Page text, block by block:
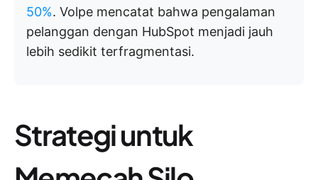
50%. Volpe mencatat bahwa pengalaman
pelanggan dengan HubSpot menjadi jauh
lebih sedikit terfragmentasi.
Strategi untuk